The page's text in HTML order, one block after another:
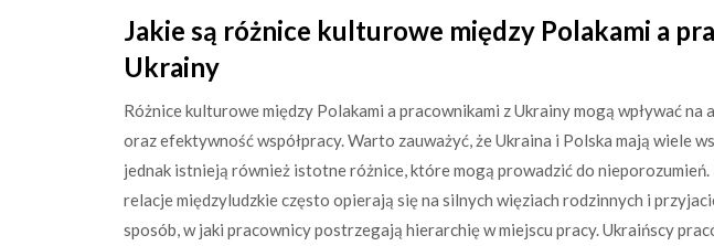
Jakie są różnice kulturowe między Polakami a
Ukrainy
Różnice kulturowe między Polakami a pracownikami z Ukrainy mogą wpływać na
oraz efektywność współpracy. Warto zauważyć, że Ukraina i Polska mają wiele
jednak istnieją również istotne różnice, które mogą prowadzić do nieporozumień.
relacje międzyludzkie często opierają się na silnych więziach rodzinnych i
sposób, w jaki pracownicy postrzegają hierarchię w miejscu pracy. Ukraińscy